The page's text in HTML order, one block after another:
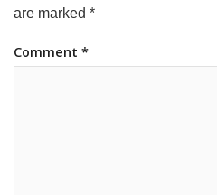
are marked *
Comment *